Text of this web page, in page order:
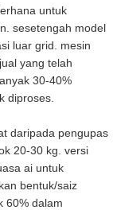
untuk
sesetengah model
luar grid. mesin
yang telah
30-40%
diproses.
daripada pengupas
20-30 kg. versi
ai untuk
bentuk/saiz
60% dalam